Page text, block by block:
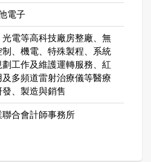
電子
電等高科技廠房整廠、無
、機電、特殊製程、系統
工作及維護運轉服務、紅
多頻道雷射治療儀等醫療
、製造與銷售
合會計師事務所